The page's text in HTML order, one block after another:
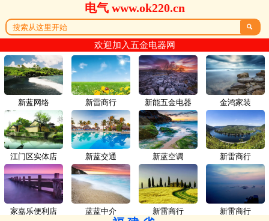
电气 www.ok220.cn

欢迎加入五金电器网
新蓝网络 新雷商行
江门区实体店 新蓝交通
家嘉乐便利店 蓝蓝中介
新能五金电器 金鸿家装
新蓝空调 新雷商行
新雷商行 新雷商行